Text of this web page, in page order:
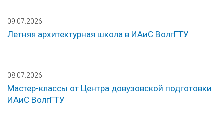
09.07.2026
Летняя архитектурная школа в ИАиС ВолгГТУ
08.07.2026
Мастер-классы от Центра довузовской подготовки
ИАиС ВолгГТУ